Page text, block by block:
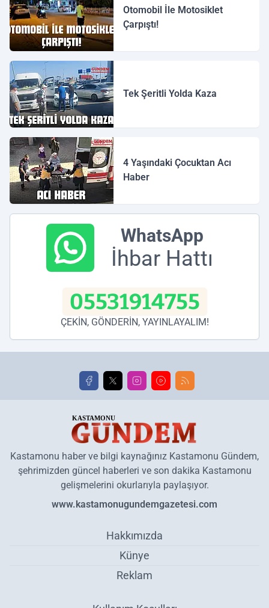
Otomobil İle Motosiklet
Çarpıştı!
Tek Şeritli Yolda Kaza
4 Yaşındaki Çocuktan Acı
Haber
WhatsApp
İhbar Hattı
05531914755
ÇEKİN, GÖNDERİN, YAYINLAYALIM!
Kastamonu haber ve bilgi kaynağınız Kastamonu Gündem,
şehrimizden güncel haberleri ve son dakika Kastamonu
gelişmelerini okurlarıyla paylaşıyor.
www.kastamonugundemgazetesi.com
Hakkımızda
Künye
Reklam